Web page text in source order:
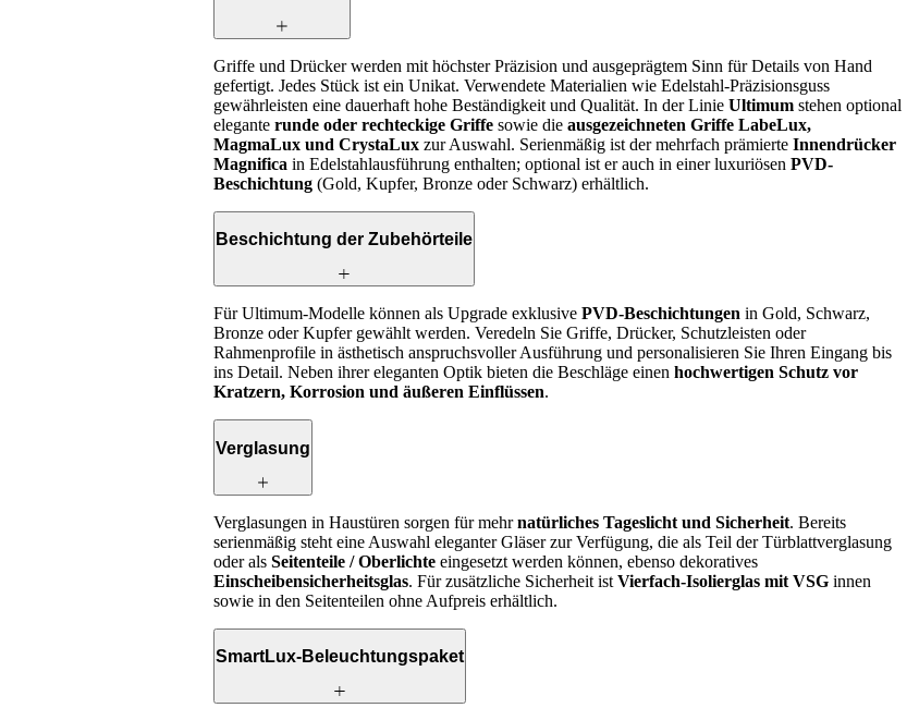
Griffe und Drücker werden mit höchster Präzision und ausgeprägtem Sinn für Details von Hand
gefertigt. Jedes Stück ist ein Unikat. Verwendete Materialien wie Edelstahl-Präzisionsguss
gewährleisten eine dauerhaft hohe Beständigkeit und Qualität. In der Linie Ultimum stehen optional
elegante runde oder rechteckige Griffe sowie die ausgezeichneten Griffe LabeLux,
MagmaLux und CrystaLux zur Auswahl. Serienmäßig ist der mehrfach prämierte Innendrücker
Magnifica in Edelstahlausführung enthalten; optional ist er auch in einer luxuriösen PVD-
Beschichtung (Gold, Kupfer, Bronze oder Schwarz) erhältlich.
Beschichtung der Zubehörteile
Für Ultimum-Modelle können als Upgrade exklusive PVD-Beschichtungen in Gold, Schwarz,
Bronze oder Kupfer gewählt werden. Veredeln Sie Griffe, Drücker, Schutzleisten oder
Rahmenprofile in ästhetisch anspruchsvoller Ausführung und personalisieren Sie Ihren Eingang bis
ins Detail. Neben ihrer eleganten Optik bieten die Beschläge einen hochwertigen Schutz vor
Kratzern, Korrosion und äußeren Einflüssen.
Verglasung
Verglasungen in Haustüren sorgen für mehrnatürliches Tageslicht und Sicherheit. Bereits
serienmäßig steht eine Auswahl eleganter Gläser zur Verfügung, die als Teil der Türblattverglasung
oder als Seitenteile / Oberlichte eingesetzt werden können, ebenso dekoratives
Einscheibensicherheitsglas. Für zusätzliche Sicherheit ist Vierfach-Isolierglas mit VSG innen
sowie in den Seitenteilen ohne Aufpreis erhältlich.
SmartLux-Beleuchtungspaket